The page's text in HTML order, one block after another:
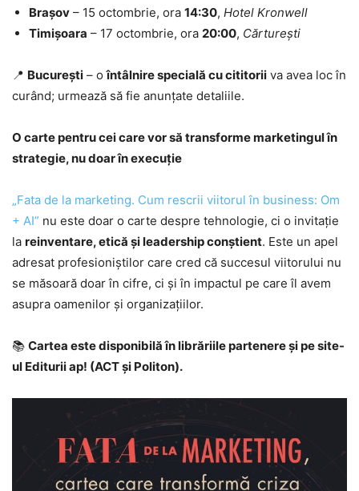
Brașov – 15 octombrie, ora 14:30, Hotel Kronwell
Timișoara – 17 octombrie, ora 20:00, Cărturești
📍 București – oîntâlnire specială cu cititorii va avea loc în
curând; urmează să fie anunțate detaliile.
O carte pentru cei care vor să transforme marketingul în
strategie, nu doar în execuție
„Fata de la marketing. Cum rescrii viitorul în business: Om
+ AI” nu este doar o carte despre tehnologie, ci o invitație
la reinventare, etică și leadership conștient. Este un apel
adresat profesioniștilor care cred că succesul viitorului nu
se măsoară doar în cifre, ci și în impactul pe care îl avem
asupra oamenilor și organizațiilor.
📚 Cartea este disponibilă în librăriile partenere și pe site-
ul Editurii ap! (ACT și Politon).